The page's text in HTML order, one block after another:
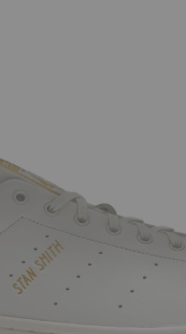
SILVER
1.020kr